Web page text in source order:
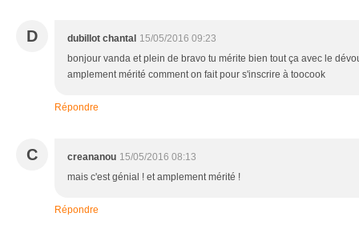
D dubillot chantal 15/05/2016 09:23
bonjour vanda et plein de bravo tu mérite bien tout ça avec le
amplement mérité comment on fait pour s'inscrire à toocook
Répondre
C creananou 15/05/2016 08:13
mais c'est génial ! et amplement mérité !
Répondre